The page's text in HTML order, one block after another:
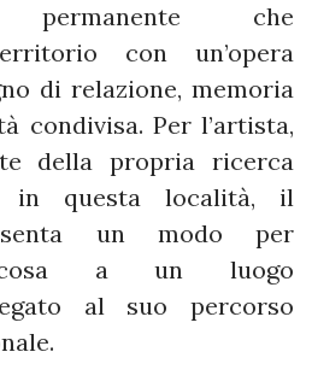
permanente che
con un’opera
di relazione, memoria
condivisa. Per l’artista,
della propria ricerca
in questa località, il
un modo per
a un luogo
al suo percorso